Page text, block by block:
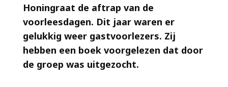
Honingraat de aftrap van de
voorleesdagen. Dit jaar waren er
gelukkig weer gastvoorlezers. Zij
hebben een boek voorgelezen dat door
de groep was uitgezocht.